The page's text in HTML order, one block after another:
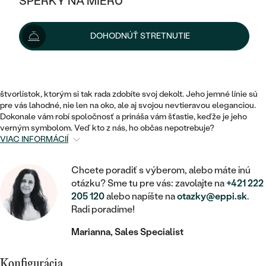
KOMBINOVANÉ ZLATO
PODĽA ŠTÝLU
BEZ KAMEŇA
ETERNITY
VINTAGE
NETRADIČNÉ
POSTRANNÉ DRAHOKAMY
HALO
VINTAGE
SET ZÁSNUBNÉHO PRSTEŇA A
NETRADIČNÉ
ZOSTAVTE SI PRSTEŇ
ZAČAŤ S PRSTEŇOM
VÝPREDAJ
ŠPERKY ČO POMÁHAJÚ
PODĽA TYPU
NÁUŠNICE
PRSTENE
PRÍVESKY
NÁRAMKY
PÁNSKE ŠPERKY
PLATINOVÉ
NAPICHOVACIE
KRUHOVÉ
VISIACE
SOLITÉR
ZLATÉ
STRIEBORNÉ
PODĽA ŠTÝLU
SOLITÉR
NARODENIE DIEŤAŤA
PERSONALIZOVANÉ
SO ZNAMENÍM ZVEROKRUHU
MINIMALISTICKÉ
VÝPREDAJ
ZLATÉ
STRIEBORNÉ
PLATINOVÉ
PODĽA ŠTÝLU
ETERNITY
MINIMALISTICKÉ
DOHODNÚŤ STRETNUTIE
4.9 710 recenzií
štvorlístok, ktorým si tak rada zdobíte svoj dekolt. Jeho jemné línie sú
pre vás lahodné, nie len na oko, ale aj svojou nevtieravou eleganciou.
Dokonale vám robí spoločnosť a prináša vám šťastie, keďže je jeho
verným symbolom. Veď kto z nás, ho občas nepotrebuje?
VIAC INFORMÁCIÍ
Chcete poradiť s výberom, alebo máte inú
otázku? Sme tu pre vás: zavolajte na+421 222
205 120alebo napíšte naotazky@eppi.sk.
Radi poradíme!
Marianna, Sales Specialist